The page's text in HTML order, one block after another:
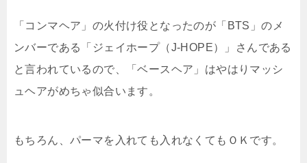
「コンマヘア」の火付け役となったのが「BTS」のメ
ンバーである「ジェイホープ（J-HOPE）」さんである
と言われているので、「ベースヘア」はやはりマッシ
ュヘアがめちゃ似合います。
もちろん、パーマを入れても入れなくてもＯＫです。